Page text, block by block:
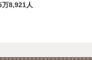
8,921人